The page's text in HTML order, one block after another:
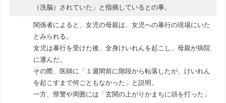
（洗脳）されていた」と指摘しているとの事。
関係者によると、女児の母親は、女児への暴行の現場にいた
とみられる。
女児は暴行を受けた後、全身けいれんを起こし、母親が病院
に運んだ。
その際、医師に「１週間前に階段から転落したが、けいれん
を起こすまで何ごともなかった」と説明。
一方、県警や周囲には「玄関の上がりかまちに頭を打った」